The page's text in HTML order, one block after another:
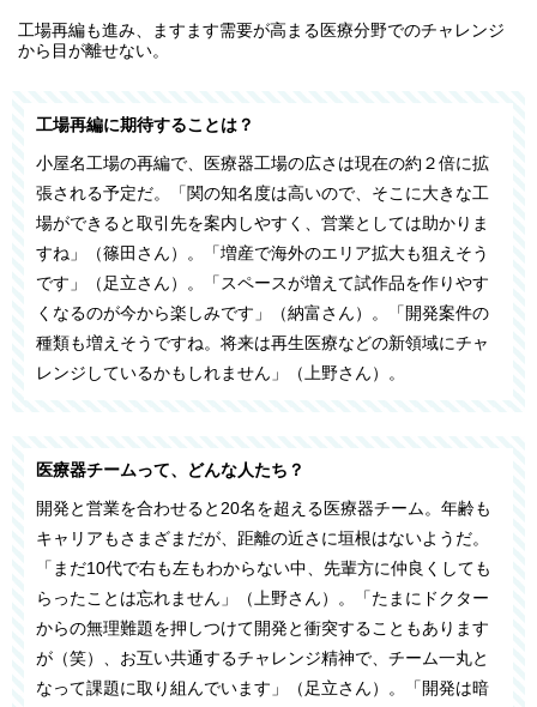
工場再編も進み、ますます需要が高まる医療分野でのチャレンジ
から目が離せない。
工場再編に期待することは？
小屋名工場の再編で、医療器工場の広さは現在の約２倍に拡
張される予定だ。「関の知名度は高いので、そこに大きな工
場ができると取引先を案内しやすく、営業としては助かりま
すね」（篠田さん）。「増産で海外のエリア拡大も狙えそう
です」（足立さん）。「スペースが増えて試作品を作りやす
くなるのが今から楽しみです」（納富さん）。「開発案件の
種類も増えそうですね。将来は再生医療などの新領域にチャ
レンジしているかもしれません」（上野さん）。
医療器チームって、どんな人たち？
開発と営業を合わせると20名を超える医療器チーム。年齢も
キャリアもさまざまだが、距離の近さに垣根はないようだ。
「まだ10代で右も左もわからない中、先輩方に仲良くしても
らったことは忘れません」（上野さん）。「たまにドクター
からの無理難題を押しつけて開発と衝突することもあります
が（笑）、お互い共通するチャレンジ精神で、チーム一丸と
なって課題に取り組んでいます」（足立さん）。「開発は暗